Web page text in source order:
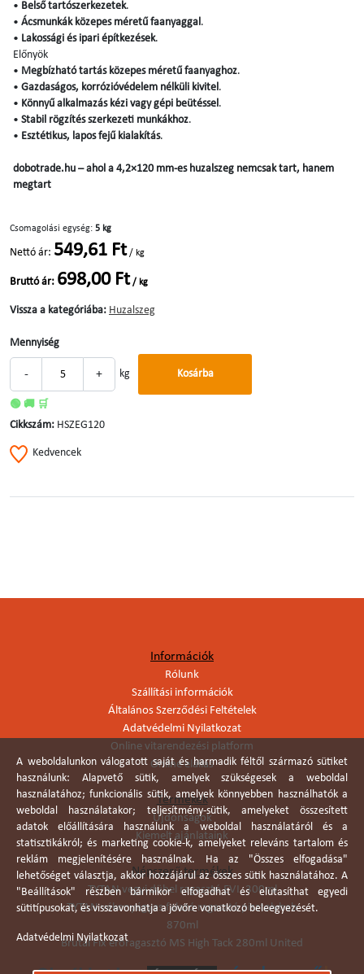
• Belső tartószerkezetek.
• Ácsmunkák közepes méretű faanyaggal .
• Lakossági és ipari építkezések.
Előnyök
• Megbízható tartás közepes méretű faanyaghoz.
• Gazdaságos, korrózióvédelem nélküli kivitel .
• Könnyű alkalmazás kézi vagy gépi beütéssel .
• Stabil rögzítés szerkezeti munkákhoz.
• Esztétikus, lapos fejű kialakítás.
dobotrade.hu – ahol a 4,2×120 mm-es huzalszeg nemcsak tart, hanem
megtart
Csomagolási egység: 5 kg
Nettó ár: 549,61 Ft / kg
Bruttó ár: 698,00 Ft / kg
Vissza a kategóriába: Huzalszeg
Mennyiség
- + kg Kosárba
🟢 🚚 🛒
Cikkszám: HSZEG120
Kedvencek
Információk
Rólunk
Szállítási információk
Általános Szerződési Feltételek
Adatvédelmi Nyilatkozat
Online vitarendezési platform
Online elállás
Termékek
Újdonságok
Kiemelt ajánlataink
Népszerű termékek
TYTAN vegyi dübel ragasztó EVI. 300ml
TYTAN vékonyágyas falazó ragasztó pisztolyhab
870ml
Brutál Fix erőragasztó MS High Tack 280ml United
A weboldalunkon válogatott saját és harmadik féltől származó sütiket
használunk: Alapvető sütik, amelyek szükségesek a weboldal
használatához; funkcionális sütik, amelyek könnyebben használhatók a
weboldal használatakor; teljesítmény-sütik, amelyeket összesített
adatok előállítására használunk a weboldal használatáról és a
statisztikákról; és marketing cookie-k, amelyeket releváns tartalom és
reklám megjelenítésére használnak. Ha az "Összes elfogadása"
lehetőséget választja, akkor hozzájárul az összes sütik használatához. A
"Beállítások" részben bármikor elfogadhat és elutasíthat egyedi
sütitípusokat, és visszavonhatja a jövőre vonatkozó beleegyezését.
Adatvédelmi Nyilatkozat